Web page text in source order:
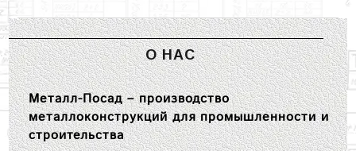
О НАС
Металл-Посад – производство
металлоконструкций для промышленности и
строительства